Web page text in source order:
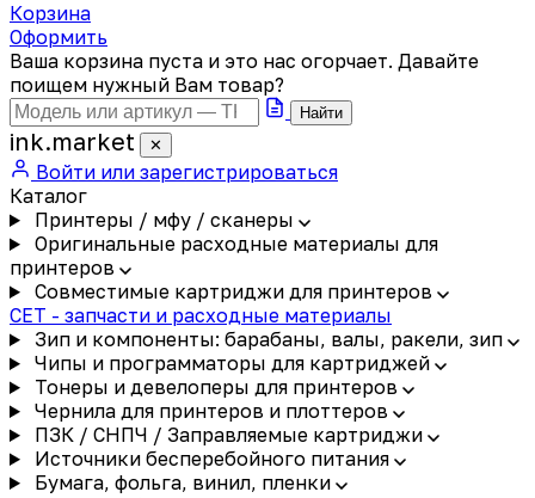
Корзина
Оформить
Ваша корзина пуста и это нас огорчает. Давайте
поищем нужный Вам товар?
Найти
ink.market ✕
Войти или зарегистрироваться
Каталог
Принтеры / мфу / сканеры
Оригинальные расходные материалы для
принтеров
Совместимые картриджи для принтеров
CET - запчасти и расходные материалы
Зип и компоненты: барабаны, валы, ракели, зип
Чипы и программаторы для картриджей
Тонеры и девелоперы для принтеров
Чернила для принтеров и плоттеров
ПЗК / СНПЧ / Заправляемые картриджи
Источники бесперебойного питания
Бумага, фольга, винил, пленки